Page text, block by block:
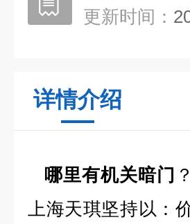
更新时间：
详情介绍
哪里有机关暗门
上海天琪坚持以：